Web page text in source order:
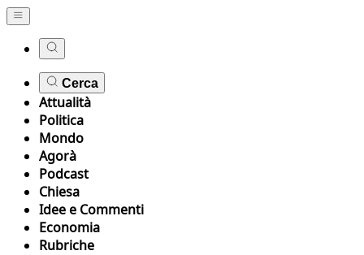
Cerca
Attualità
Politica
Mondo
Agorà
Podcast
Chiesa
Idee e Commenti
Economia
Rubriche